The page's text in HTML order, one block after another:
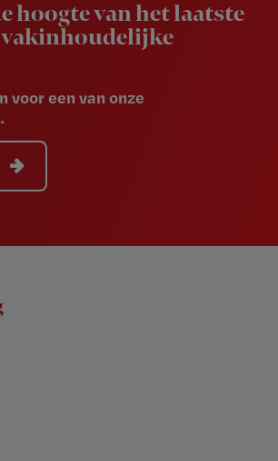
hoogte van het laatste
vakinhoudelijke
voor een van onze